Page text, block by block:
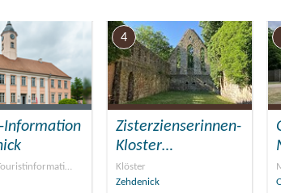
Information
4
Zisterzienserinnen-
Kloster…
Klöster
Zehdenick